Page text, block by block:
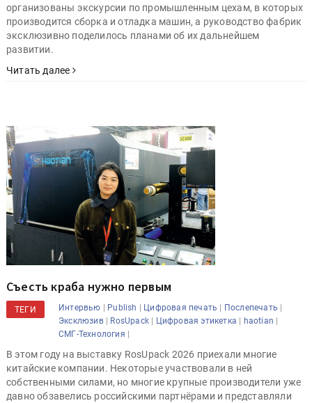
организованы экскурсии по промышленным цехам, в которых
производится сборка и отладка машин, а руководство фабрик
эксклюзивно поделилось планами об их дальнейшем
развитии.
Читать далее
Съесть краба нужно первым
ТЕГИ Интервью | Publish | Цифровая печать | Послепечать |
Эксклюзив| RosUpack | Цифровая этикетка | haotian |
СМГ-Технология |
В этом году на выставку RosUpack 2026 приехали многие
китайские компании. Некоторые участвовали в ней
собственными силами, но многие крупные производители уже
давно обзавелись российскими партнёрами и представляли